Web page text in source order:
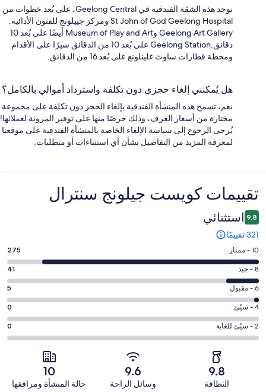
توجد هذه الشقة الفندقية في Geelong Central، على بُعد خطوات من
St John of God Geelong Hospital ومركز جييلونج للفنون الأدائية.
Geelong Art Gallery وMuseum of Play and Art أيضًا على بُعد 10
دقائق.Geelong Station على بُعد 10 من الدقائق سيرًا على الأقدام
ومحطة قطارات ساوث غلينلونغ على بُعد 16 من الدقائق.
هل يُمكنني إلغاء حجزي دون تكلفة واسترداد أموالي بالكامل؟
نعم، تسمح هذه المنشأة الفندقية بإلغاء الحجز دون تكلفة على مجموعة
مختارة من أسعار الغرف، وذلك حرصًا منها على توفير المرونة لعملائها!
يُرجى الرجوع إلى سياسة الإلغاء الخاصة بالمنشأة الفندقية على موقعنا
لمعرفة المزيد من التفاصيل بشأن أي استثناءات أو متطلبات.
التقييمات
تقييمات ⁦كويست جيلونج سنترال⁩
9.8 استثنائي
321 تقييمًا
درجة
التصنيف
10
-
ممتاز.
275
من
أصل
10 - ممتاز 275
درجة
التصنيف
8
-
جيد.
41
8 - جيد 41
درجة
التصنيف
6
-
مقبول.
6 - مقبول 5
درجة
التصنيف
4
4 - سيّئ 0
درجة
التصنيف
2 - سيّئ للغاية 0
9.8
النظافة
9.6
وسائل الراحة
10
حالة المنشأة ومرافقها